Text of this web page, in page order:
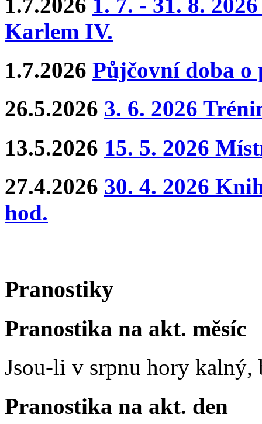
Karlem IV.
1.7.2026 Půjčovní doba o
26.5.2026 3. 6. 2026
13.5.2026 15. 5. 2026
27.4.2026 30. 4. 2026
hod.
Pranostiky
Pranostika na akt. měsíc
Jsou-li v srpnu hory
Pranostika na akt. den